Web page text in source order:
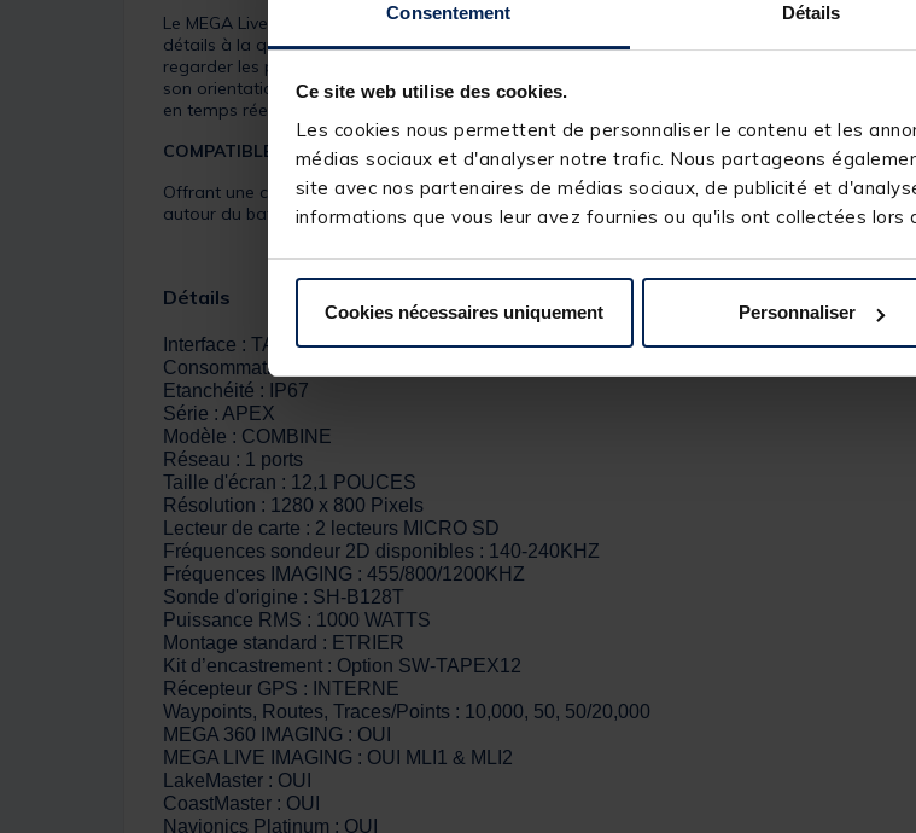
Consentement Détails
Ce site web utilise des cookies.
Les cookies nous permettent de personnaliser le contenu et les
médias sociaux et d'analyser notre trafic. Nous partageons
site avec nos partenaires de médias sociaux, de publicité et
informations que vous leur avez fournies ou qu'ils ont collectées
Cookies nécessaires uniquement Personnaliser
Le MEGA Live Imaging fournit l’image Live la plus impressionnante du marché, vous
détails à la qualité inégalée ! Cette technologie offre des vues vers l’avant, vers le bas et
regarder les poissons mordre votre leurre. Cette sonde se monte sur l’arbre de votre moteur
son orientation trois vues Live différentes : Mode bas, avant et autour de votre bateau avec
en temps réel, sans aucun masquage dans la couverture, grâce aux détails et à la clarté
COMPATIBLE MEGA 360 IMAGING
Offrant une clarté trois fois supérieure aux sondeurs traditionnels, la sonde MEGA 360
autour du bateau. Le MEGA 360 permet d’avoir une image détaillée de tout ce qu’il se passe
Détails
Interface : TACTILE & CLAVIER
Consommation : 2,4 AMPS
Etanchéité : IP67
Série : APEX
Modèle : COMBINE
Réseau : 1 ports
Taille d'écran : 12,1 POUCES
Résolution : 1280 x 800 Pixels
Lecteur de carte : 2 lecteurs MICRO SD
Fréquences sondeur 2D disponibles : 140-240KHZ
Fréquences IMAGING : 455/800/1200KHZ
Sonde d'origine : SH-B128T
Puissance RMS : 1000 WATTS
Montage standard : ETRIER
Kit d’encastrement : Option SW-TAPEX12
Récepteur GPS : INTERNE
Waypoints, Routes, Traces/Points : 10,000, 50, 50/20,000
MEGA 360 IMAGING : OUI
MEGA LIVE IMAGING : OUI MLI1 & MLI2
LakeMaster : OUI
CoastMaster : OUI
Navionics Platinum : OUI